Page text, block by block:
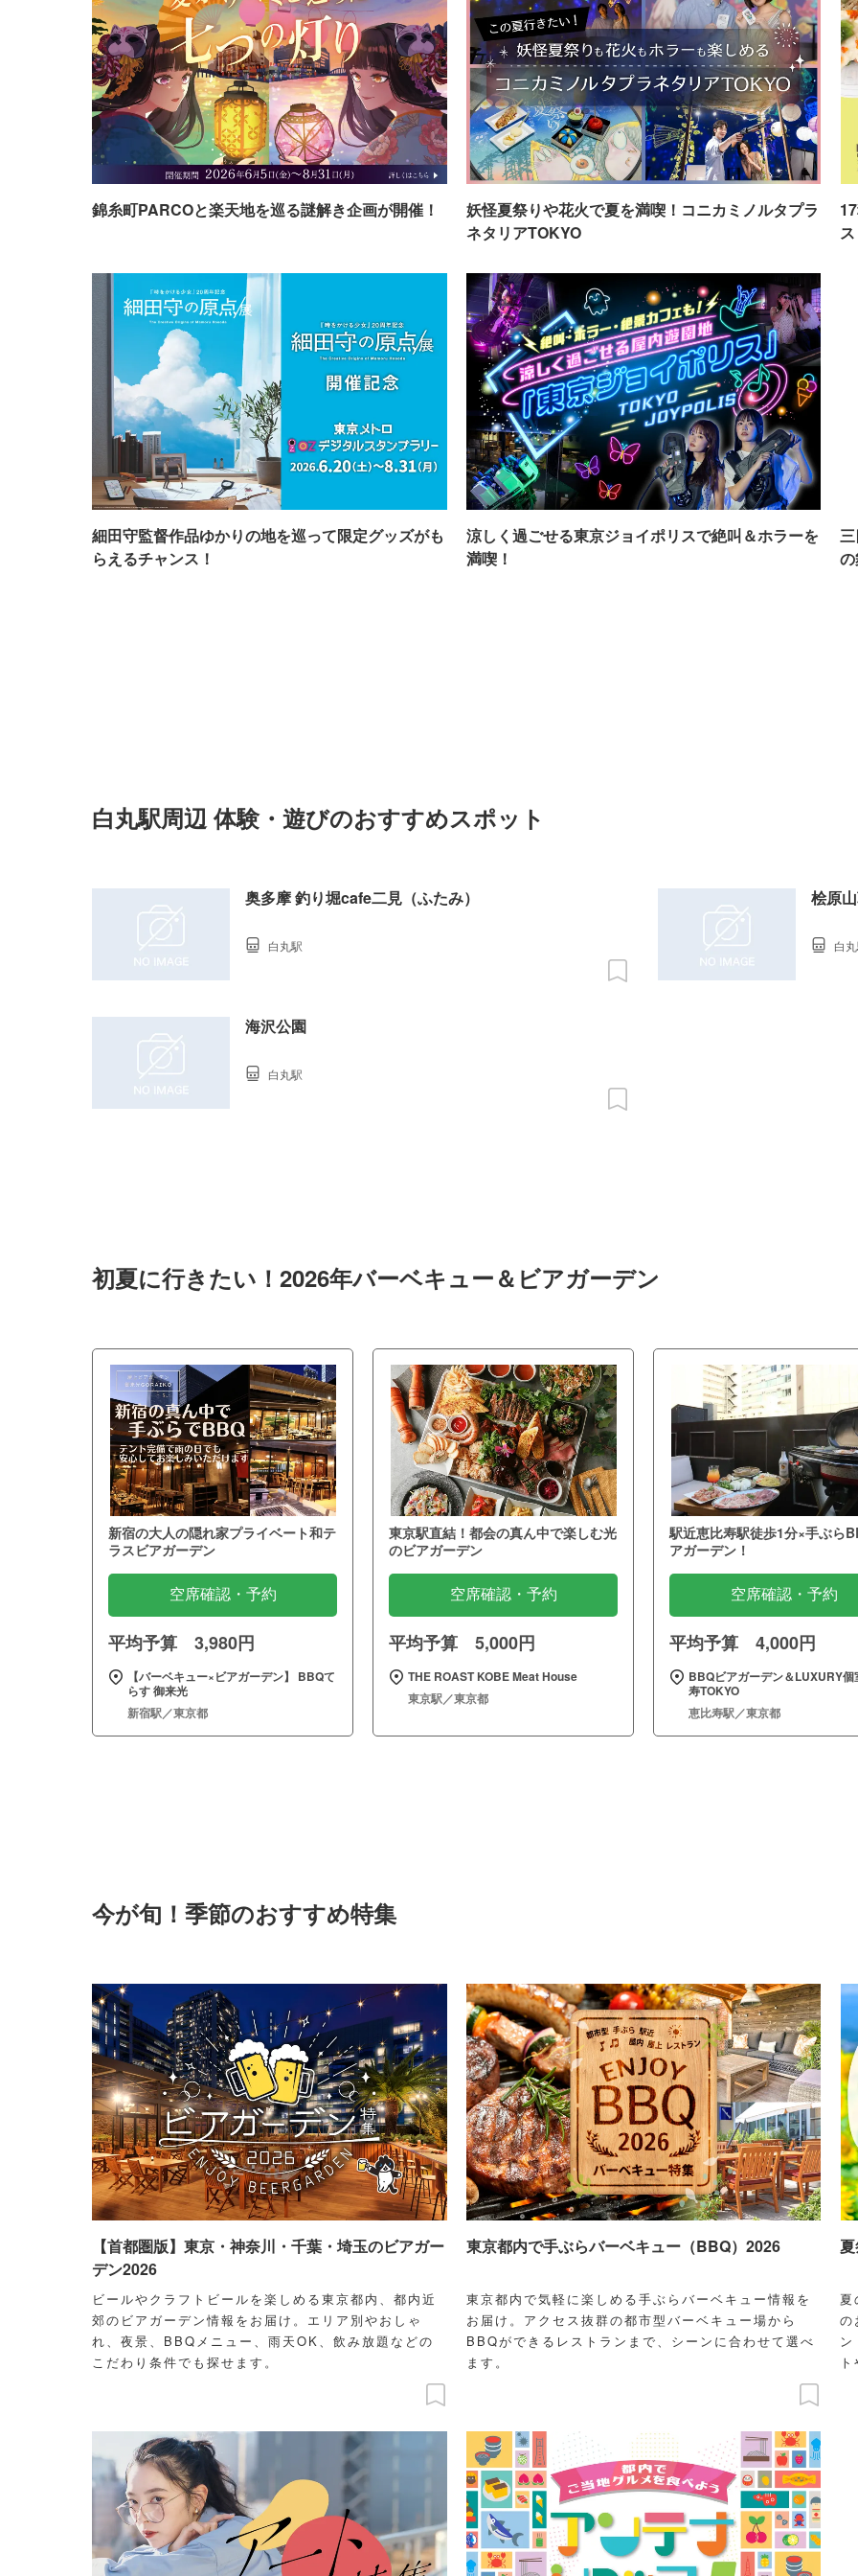
錦糸町PARCOと楽天地を巡る謎解き企画が開催！
妖怪夏祭りや花火で夏を満喫！コニカミノルタプラ
ネタリアTOKYO
ス
細田守監督作品ゆかりの地を巡って限定グッズがも
らえるチャンス！
涼しく過ごせる東京ジョイポリスで絶叫＆ホラーを
満喫！
白丸駅周辺 体験・遊びのおすすめスポット
奥多摩 釣り堀cafe二見（ふたみ）
白丸駅
桧原
白
海沢公園
白丸駅
初夏に行きたい！2026年バーベキュー＆ビアガーデン
新宿の大人の隠れ家プライベート和テ
ラスビアガーデン
空席確認・予約
平均予算 3,980円
【バーベキュー×ビアガーデン】 BBQて
らす 御来光
新宿駅／東京都
東京駅直結！都会の真ん中で楽しむ光
のビアガーデン
空席確認・予約
平均予算 5,000円
THE ROAST KOBE Meat House
東京駅／東京都
駅近恵比寿駅徒歩1分×手ぶら
アガーデン！
空席確認・予約
平均予算 4,000円
BBQビアガーデン＆LUXURY個
寿TOKYO
恵比寿駅／東京都
今が旬！季節のおすすめ特集
【首都圏版】東京・神奈川・千葉・埼玉のビアガー
デン2026
ビールやクラフトビールを楽しめる東京都内、都内近
郊のビアガーデン情報をお届け。エリア別やおしゃ
れ、夜景、BBQメニュー、雨天OK、飲み放題などの
こだわり条件でも探せます。
東京都内で手ぶらバーベキュー（BBQ）2026
東京都内で気軽に楽しめる手ぶらバーベキュー情報を
お届け。アクセス抜群の都市型バーベキュー場から
BBQができるレストランまで、シーンに合わせて選べ
ます。
の